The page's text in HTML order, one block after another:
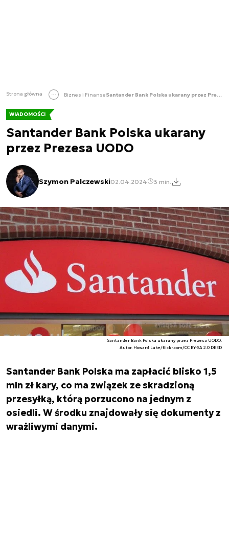
Strona główna Biznes i Finanse Santander Bank Polska ukarany przez Prezesa UODO
WIADOMOŚCI
Santander Bank Polska ukarany
przez Prezesa UODO
Szymon Palczewski02.04.2024 3 min.
Santander Bank Polska ukarany przez Prezesa UODO.
Autor. Howard Lake/flickr.com/CC BY-SA 2.0 DEED
Santander Bank Polska ma zapłacić blisko 1,5
mln zł kary, co ma związek ze skradzioną
przesyłką, którą porzucono na jednym z
osiedli. W środku znajdowały się dokumenty z
wrażliwymi danymi.